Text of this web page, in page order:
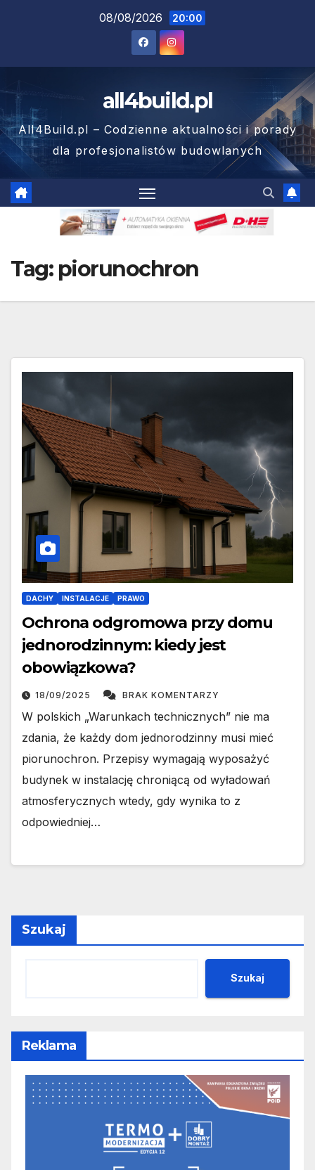
08/08/2026 20:00
all4build.pl
All4Build.pl – Codzienne aktualności i porady
dla profesjonalistów budowlanych
Tag: piorunochron
DACHY INSTALACJE PRAWO
Ochrona odgromowa przy domu
jednorodzinnym: kiedy jest
obowiązkowa?
18/09/2025 BRAK KOMENTARZY
W polskich „Warunkach technicznych” nie ma
zdania, że każdy dom jednorodzinny musi mieć
piorunochron. Przepisy wymagają wyposażyć
budynek w instalację chroniącą od wyładowań
atmosferycznych wtedy, gdy wynika to z
odpowiedniej…
Szukaj
Szukaj
Reklama